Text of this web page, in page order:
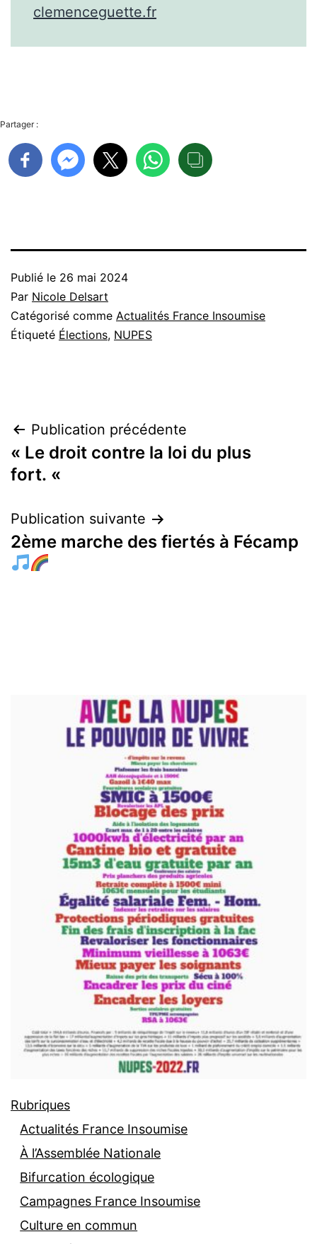
clemenceguette.fr
Partager :
Publié le 26 mai 2024
Par Nicole Delsart
Catégorisé comme Actualités France Insoumise
Étiqueté Élections, NUPES
Navigation
de
Publication précédente
« Le droit contre la loi du plus
fort. «
Publication suivante
2ème marche des fiertés à Fécamp
Rubriques
Actualités France Insoumise
À l’Assemblée Nationale
Bifurcation écologique
Campagnes France Insoumise
Culture en commun